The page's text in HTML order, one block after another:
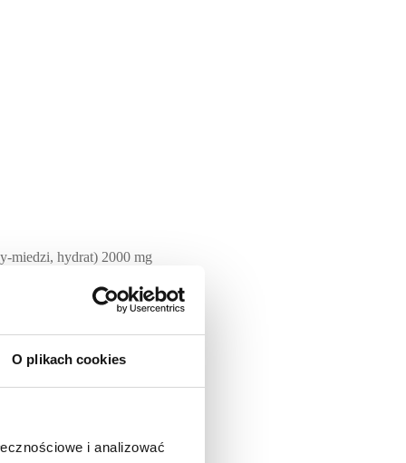
O plikach cookies
i analizować
miedzi, hydrat) 2000 mg
10 000 mg